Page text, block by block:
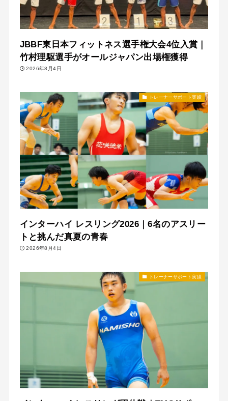
JBBF東日本フィットネス選手権大会4位入賞｜
竹村理駆選手がオールジャパン出場権獲得
2026年8月4日
トレーナーサポート実績
インターハイ レスリング2026｜6名のアスリー
トと挑んだ真夏の青春
2026年8月4日
トレーナーサポート実績